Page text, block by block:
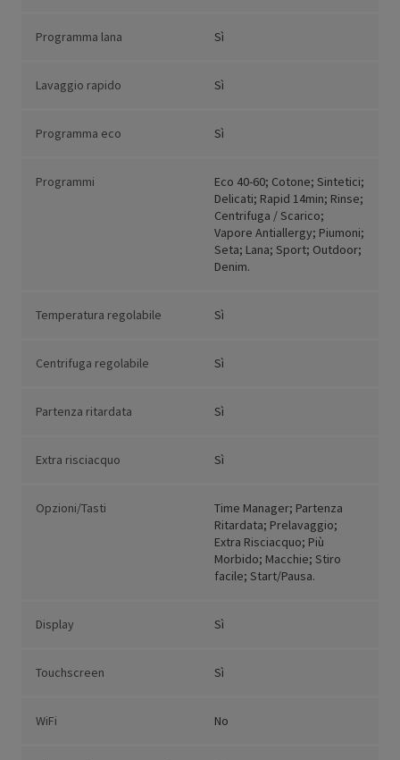
Programma lana Sì
Lavaggio rapido Sì
Programma eco Sì
Programmi
Eco 40-60; Cotone; Sintetici;
Delicati; Rapid 14min; Rinse;
Centrifuga / Scarico;
Vapore Antiallergy; Piumoni;
Seta; Lana; Sport; Outdoor;
Denim.
Temperatura regolabile Sì
Centrifuga regolabile Sì
Partenza ritardata Sì
Extra risciacquo Sì
Opzioni/Tasti
Time Manager; Partenza
Ritardata; Prelavaggio;
Extra Risciacquo; Più
Morbido; Macchie; Stiro
facile; Start/Pausa.
Display Sì
Touchscreen Sì
WiFi No